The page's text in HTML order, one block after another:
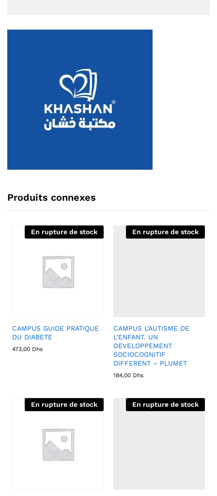
Produits connexes
En rupture de stock
CAMPUS GUIDE PRATIQUE
DU DIABETE
473,00 Dhs
En rupture de stock
CAMPUS L’AUTISME DE
L’ENFANT. UN
DEVELOPPEMENT
SOCIOCOGNITIF
DIFFERENT – PLUMET
184,00 Dhs
En rupture de stock En rupture de stock